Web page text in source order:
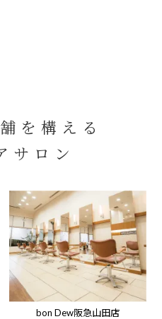
を構える
サロン
bon Dew阪急山田店